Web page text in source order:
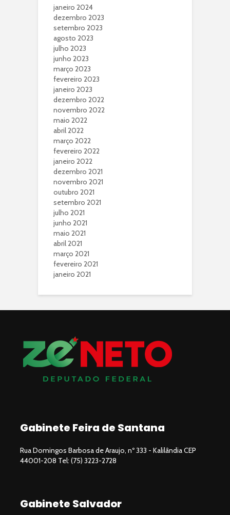
janeiro 2024
dezembro 2023
setembro 2023
agosto 2023
julho 2023
junho 2023
março 2023
fevereiro 2023
janeiro 2023
dezembro 2022
novembro 2022
maio 2022
abril 2022
março 2022
fevereiro 2022
janeiro 2022
dezembro 2021
novembro 2021
outubro 2021
setembro 2021
julho 2021
junho 2021
maio 2021
abril 2021
março 2021
fevereiro 2021
janeiro 2021
Gabinete Feira de Santana
Rua Domingos Barbosa de Araujo, nº 333 - Kalilândia CEP
44001-208 Tel: (75) 3223-2728
Gabinete Salvador